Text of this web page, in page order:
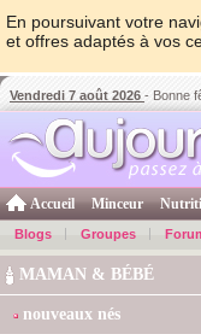
En poursuivant votre
et offres adaptés à vos
Vendredi 7 août 2026 - Bonne
Accueil Minceur
Blogs Groupes
MAMAN & BÉBÉ
nouveaux nés